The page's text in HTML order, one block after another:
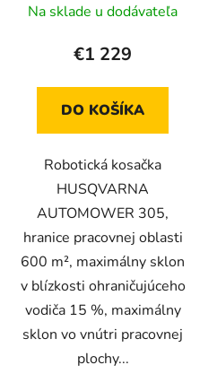
Na sklade u dodávateľa
€1 229
DO KOŠÍKA
Robotická kosačka
HUSQVARNA
AUTOMOWER 305,
hranice pracovnej oblasti
600 m², maximálny sklon
v blízkosti ohraničujúceho
vodiča 15 %, maximálny
sklon vo vnútri pracovnej
plochy...